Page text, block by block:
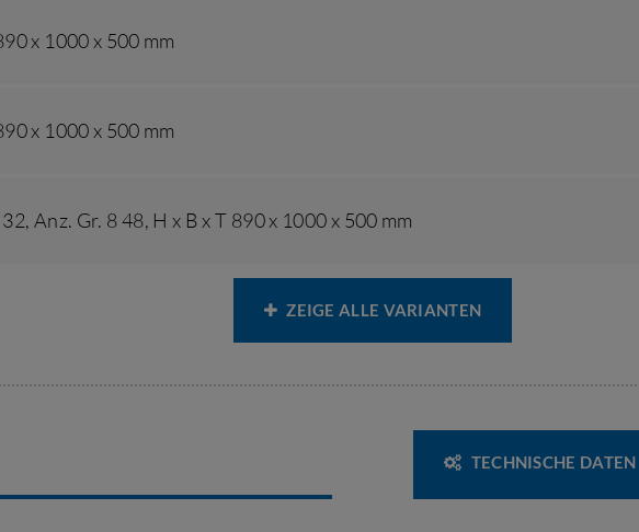
x 1000 x 500 mm
x 1000 x 500 mm
, Anz. Gr. 8 48, H x B x T 890 x 1000 x 500 mm
ZEIGE ALLE VARIANTEN
TECHNISCHE DATEN